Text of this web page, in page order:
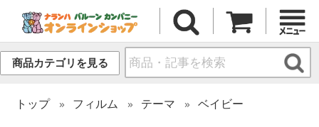
商品カテゴリを見る
トップ フィルム テーマ ベイビー